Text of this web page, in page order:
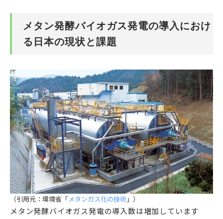
メタン発酵バイオガス発電の導入におけ
る日本の現状と課題
（引用元：環境省「 メタンガス化の技術 」）
メタン発酵バイオガス発電の導入数は増加しています